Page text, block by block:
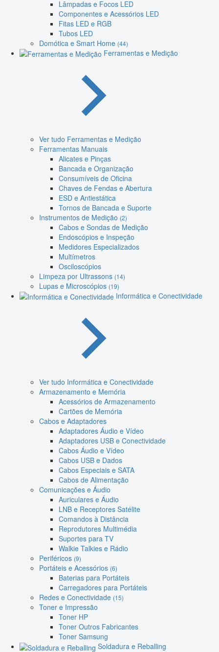
Lâmpadas e Focos LED
Componentes e Acessórios LED
Fitas LED e RGB
Tubos LED
Domótica e Smart Home (44)
Ferramentas e Medição
Ver tudo Ferramentas e Medição
Ferramentas Manuais
Alicates e Pinças
Bancada e Organização
Consumíveis de Oficina
Chaves de Fendas e Abertura
ESD e Antiestática
Tornos de Bancada e Suporte
Instrumentos de Medição (2)
Cabos e Sondas de Medição
Endoscópios e Inspeção
Medidores Especializados
Multímetros
Osciloscópios
Limpeza por Ultrassons (14)
Lupas e Microscópios (19)
Informática e Conectividade
Ver tudo Informática e Conectividade
Armazenamento e Memória
Acessórios de Armazenamento
Cartões de Memória
Cabos e Adaptadores
Adaptadores Áudio e Vídeo
Adaptadores USB e Conectividade
Cabos Áudio e Vídeo
Cabos USB e Dados
Cabos Especiais e SATA
Cabos de Alimentação
Comunicações e Áudio
Auriculares e Áudio
LNB e Receptores Satélite
Comandos à Distância
Reprodutores Multimédia
Suportes para TV
Walkie Talkies e Rádio
Periféricos (9)
Portáteis e Acessórios (6)
Baterias para Portáteis
Carregadores para Portáteis
Redes e Conectividade (15)
Toner e Impressão
Toner HP
Toner Outros Fabricantes
Toner Samsung
Soldadura e Reballing